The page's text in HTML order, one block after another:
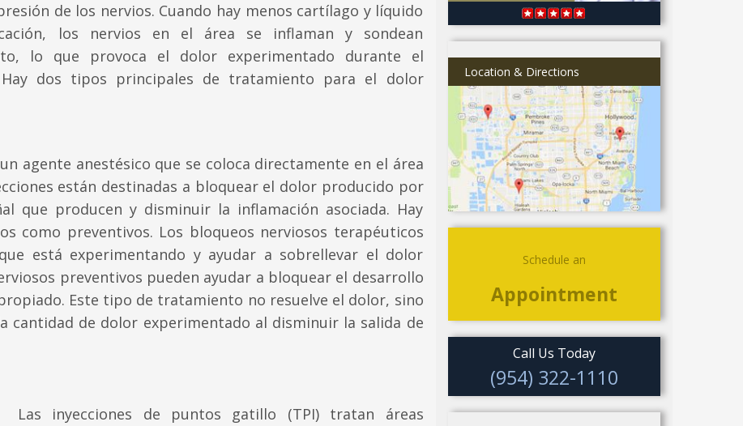
de los nervios. Cuando hay menos cartílago y líquido
los nervios en el área se inflaman y sondean
lo que provoca el dolor experimentado durante el
dos tipos principales de tratamiento para el dolor
agente anestésico que se coloca directamente en el área
están destinadas a bloquear el dolor producido por
que producen y disminuir la inflamación asociada. Hay
como preventivos. Los bloqueos nerviosos terapéuticos
está experimentando y ayudar a sobrellevar el dolor
preventivos pueden ayudar a bloquear el desarrollo
Este tipo de tratamiento no resuelve el dolor, sino
cantidad de dolor experimentado al disminuir la salida de
Las inyecciones de puntos gatillo (TPI) tratan áreas
Location & Directions
Schedule an
Appointment
Call Us Today
(954) 322-1110